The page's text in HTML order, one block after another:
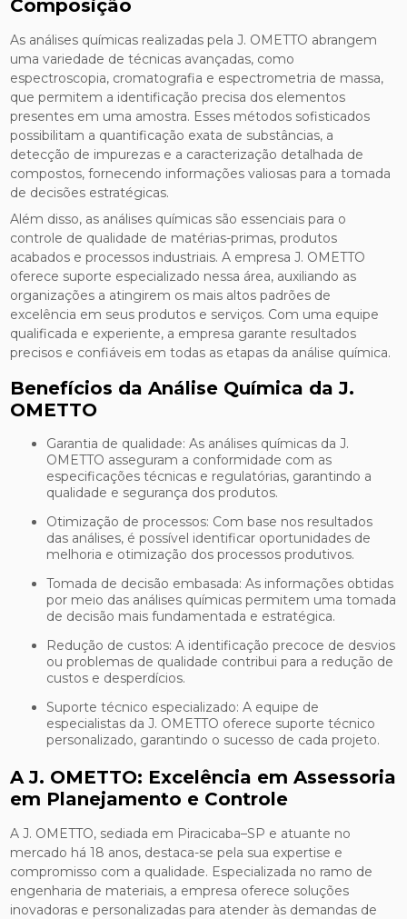
Composição
As análises químicas realizadas pela J. OMETTO abrangem
uma variedade de técnicas avançadas, como
espectroscopia, cromatografia e espectrometria de massa,
que permitem a identificação precisa dos elementos
presentes em uma amostra. Esses métodos sofisticados
possibilitam a quantificação exata de substâncias, a
detecção de impurezas e a caracterização detalhada de
compostos, fornecendo informações valiosas para a tomada
de decisões estratégicas.
Além disso, as análises químicas são essenciais para o
controle de qualidade de matérias-primas, produtos
acabados e processos industriais. A empresa J. OMETTO
oferece suporte especializado nessa área, auxiliando as
organizações a atingirem os mais altos padrões de
excelência em seus produtos e serviços. Com uma equipe
qualificada e experiente, a empresa garante resultados
precisos e confiáveis em todas as etapas da análise química.
Benefícios da Análise Química da J.
OMETTO
Garantia de qualidade: As análises químicas da J.
OMETTO asseguram a conformidade com as
especificações técnicas e regulatórias, garantindo a
qualidade e segurança dos produtos.
Otimização de processos: Com base nos resultados
das análises, é possível identificar oportunidades de
melhoria e otimização dos processos produtivos.
Tomada de decisão embasada: As informações obtidas
por meio das análises químicas permitem uma tomada
de decisão mais fundamentada e estratégica.
Redução de custos: A identificação precoce de desvios
ou problemas de qualidade contribui para a redução de
custos e desperdícios.
Suporte técnico especializado: A equipe de
especialistas da J. OMETTO oferece suporte técnico
personalizado, garantindo o sucesso de cada projeto.
A J. OMETTO: Excelência em Assessoria
em Planejamento e Controle
A J. OMETTO, sediada em Piracicaba–SP e atuante no
mercado há 18 anos, destaca-se pela sua expertise e
compromisso com a qualidade. Especializada no ramo de
engenharia de materiais, a empresa oferece soluções
inovadoras e personalizadas para atender às demandas de